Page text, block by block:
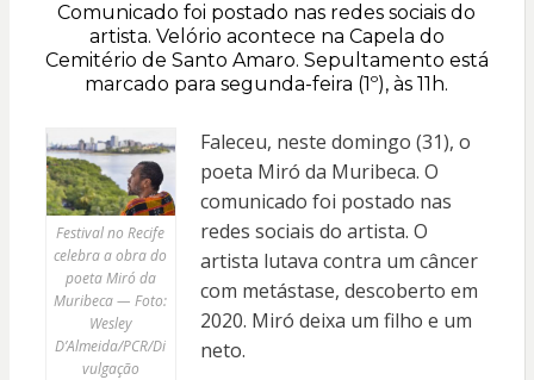
Comunicado foi postado nas redes sociais do
artista. Velório acontece na Capela do
Cemitério de Santo Amaro. Sepultamento está
marcado para segunda-feira (1º), às 11h.
Festival no Recife
celebra a obra do
poeta Miró da
Muribeca — Foto:
Wesley
D’Almeida/PCR/Di
vulgação
Faleceu, neste domingo (31), o
poeta Miró da Muribeca. O
comunicado foi postado nas
redes sociais do artista. O
artista lutava contra um câncer
com metástase, descoberto em
2020. Miró deixa um filho e um
neto.